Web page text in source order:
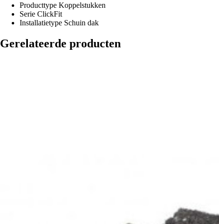
Producttype Koppelstukken
Serie ClickFit
Installatietype Schuin dak
Gerelateerde producten